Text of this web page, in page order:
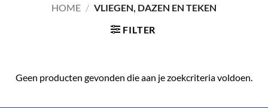
HOME / VLIEGEN, DAZEN EN TEKEN
FILTER
Geen producten gevonden die aan je zoekcriteria voldoen.